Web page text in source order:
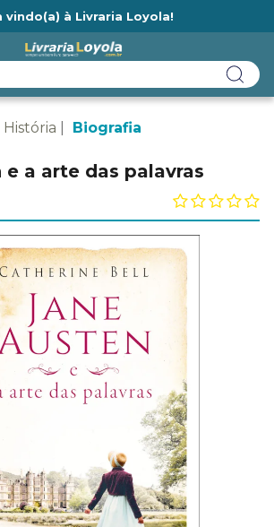
vindo(a) à Livraria Loyola!
História Biografia
e a arte das palavras